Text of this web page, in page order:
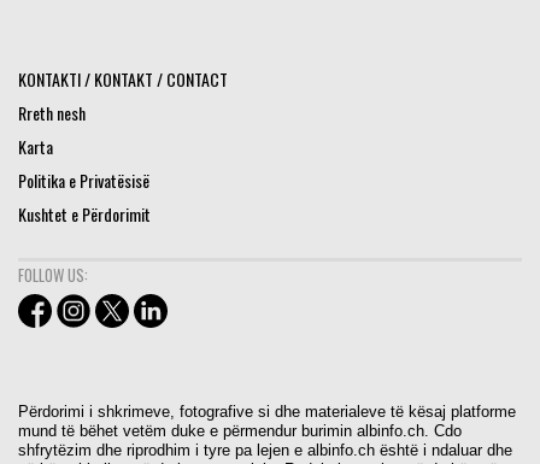
KONTAKTI / KONTAKT / CONTACT
Rreth nesh
Karta
Politika e Privatësisë
Kushtet e Përdorimit
FOLLOW US:
Përdorimi i shkrimeve, fotografive si dhe materialeve të kësaj platforme
mund të bëhet vetëm duke e përmendur burimin albinfo.ch. Cdo
shfrytëzim dhe riprodhim i tyre pa lejen e albinfo.ch është i ndaluar dhe